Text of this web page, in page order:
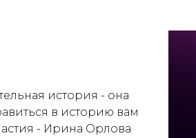
история - она
в историю вам
- Ирина Орлова